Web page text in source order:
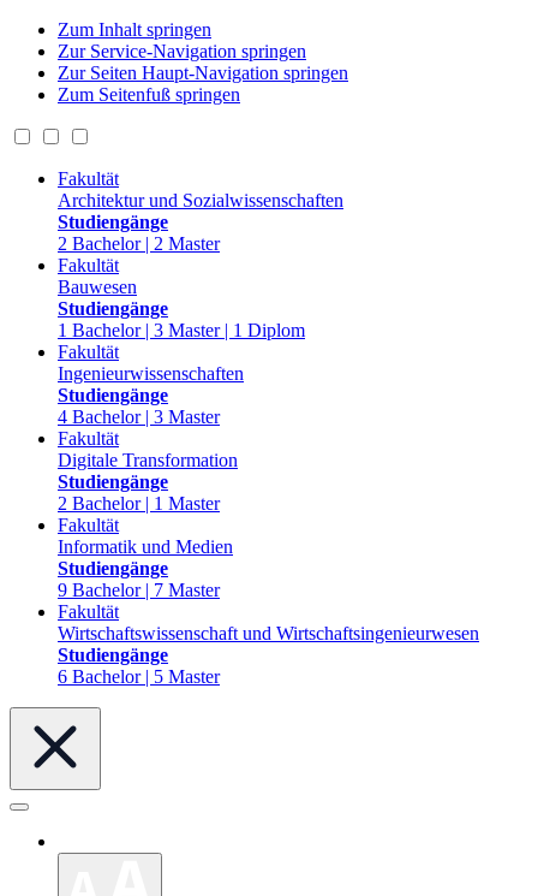
Zum Inhalt springen
Zur Service-Navigation springen
Zur Seiten Haupt-Navigation springen
Zum Seitenfuß springen
Fakultät
Architektur und Sozialwissenschaften
Studiengänge
2 Bachelor | 2 Master
Fakultät
Bauwesen
Studiengänge
1 Bachelor | 3 Master | 1 Diplom
Fakultät
Ingenieurwissenschaften
Studiengänge
4 Bachelor | 3 Master
Fakultät
Digitale Transformation
Studiengänge
2 Bachelor | 1 Master
Fakultät
Informatik und Medien
Studiengänge
9 Bachelor | 7 Master
Fakultät
Wirtschaftswissenschaft und Wirtschaftsingenieurwesen
Studiengänge
6 Bachelor | 5 Master